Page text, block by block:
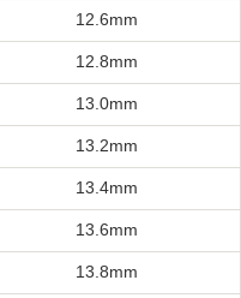
12.6mm
12.8mm
13.0mm
13.2mm
13.4mm
13.6mm
13.8mm